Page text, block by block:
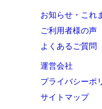
お知らせ・これ
ご利用者様の声
よくあるご質問
運営会社
プライバシーポ
サイトマップ